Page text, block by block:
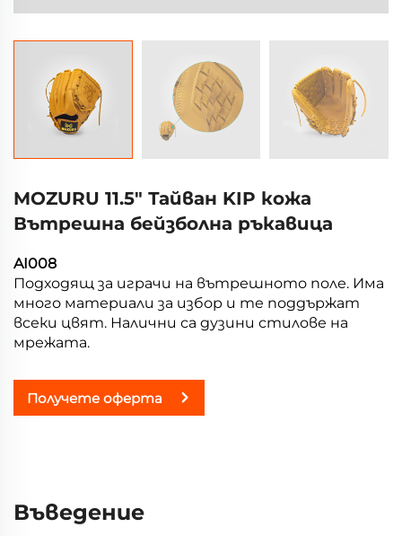
MOZURU 11.5" Тайван KIP кожа
Вътрешна бейзболна ръкавица
AI008
Подходящ за играчи на вътрешното поле. Има
много материали за избор и те поддържат
всеки цвят. Налични са дузини стилове на
мрежата.
Получете оферта
Въведение